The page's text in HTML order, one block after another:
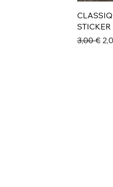
STICKER
Prix
3,00 €